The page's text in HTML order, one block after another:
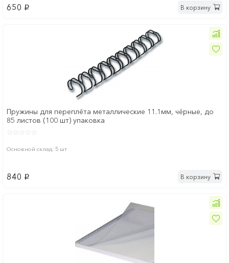
650 p В корзину
Пружины для переплёта металлические 11.1мм, чёрные, до
85 листов (100 шт) упаковка
Основной склад: 5 шт
840 p В корзину